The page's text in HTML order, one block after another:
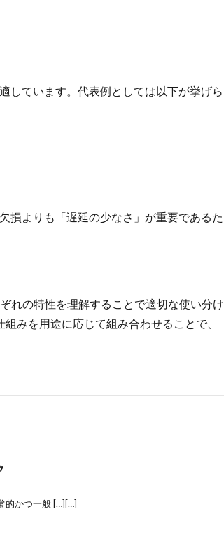
しています。代表例としては以下が挙げら
損よりも「遅延の少なさ」が重要であるた
れの特性を理解することで適切な使い分け
みを用途に応じて組み合わせることで、
的かつ一般 […][…]